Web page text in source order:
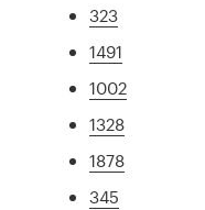
323
1491
1002
1328
1878
345